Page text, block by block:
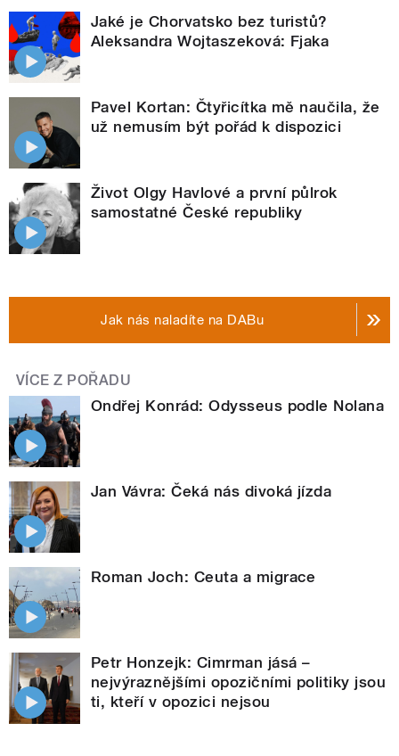
Jaké je Chorvatsko bez turistů?
Aleksandra Wojtaszeková: Fjaka
Pavel Kortan: Čtyřicítka mě naučila, že
už nemusím být pořád k dispozici
Život Olgy Havlové a první půlrok
samostatné České republiky
Jak nás naladíte na DABu
VÍCE Z POŘADU
Ondřej Konrád: Odysseus podle Nolana
Jan Vávra: Čeká nás divoká jízda
Roman Joch: Ceuta a migrace
Petr Honzejk: Cimrman jásá –
nejvýraznějšími opozičními politiky jsou
ti, kteří v opozici nejsou